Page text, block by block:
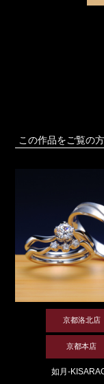
この作品をご覧の
京都洛北店
京都本店
如月-